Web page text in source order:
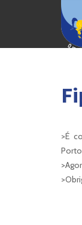
>É